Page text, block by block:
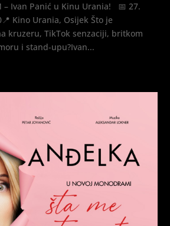
– Ivan Panić u Kinu Urania! 📅 27.
Kino Urania, Osijek Što je
kruzeru, TikTok senzaciji, britkom
i stand-upu?Ivan...